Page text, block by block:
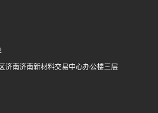
济南济南新材料交易中心办公楼三层